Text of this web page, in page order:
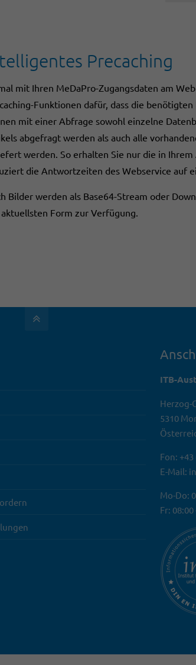
Precaching
mit Ihren MeDaPro-Zugangsdaten am
Funktionen dafür, dass die
mit einer Abfrage sowohl einzelne
abgefragt werden als auch alle
werden. So erhalten Sie nur die in
die Antwortzeiten des Webservice auf
Bilder werden als Base64-Stream oder
Form zur Verfügung.
ITB-
Herzog-
5310
Fon: +43
E-Mail:
Mo-Do:
Fr: 08:00